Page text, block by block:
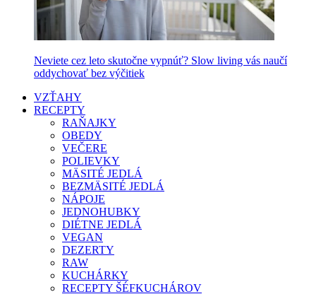
Neviete cez leto skutočne vypnúť? Slow living vás naučí
oddychovať bez výčitiek
VZŤAHY
RECEPTY
RAŇAJKY
OBEDY
VEČERE
POLIEVKY
MÄSITÉ JEDLÁ
BEZMÄSITÉ JEDLÁ
NÁPOJE
JEDNOHUBKY
DIÉTNE JEDLÁ
VEGAN
DEZERTY
RAW
KUCHÁRKY
RECEPTY ŠÉFKUCHÁROV